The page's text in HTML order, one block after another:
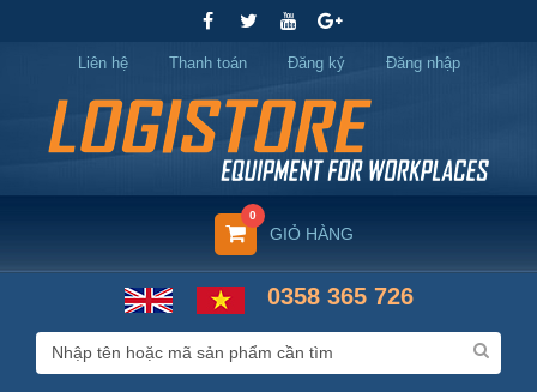
Liên hệ Thanh toán Đăng ký Đăng nhập
GIỎ HÀNG
0
0358 365 726